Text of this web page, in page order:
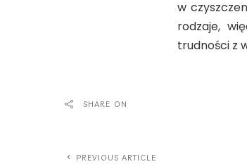
w
rodzaje,
trudności z
SHARE ON
PREVIOUS ARTICLE